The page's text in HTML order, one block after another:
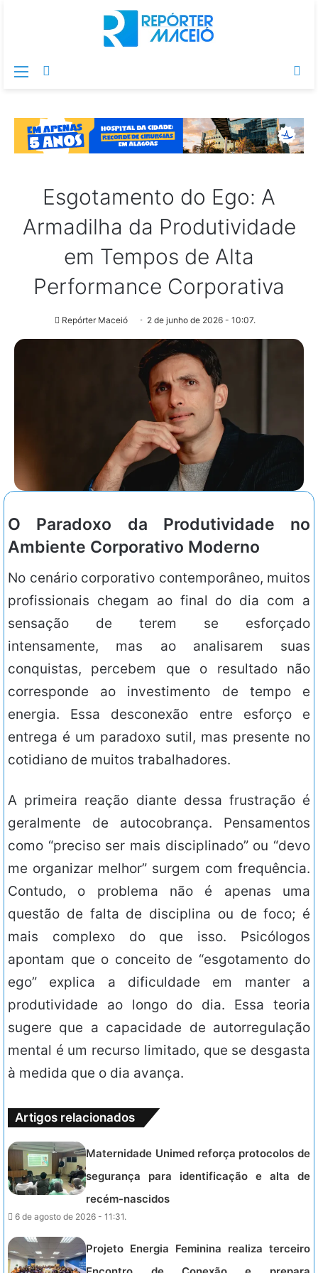
Menu
Esgotamento do Ego: A
Armadilha da Produtividade
em Tempos de Alta
Performance Corporativa
Repórter Maceió 2 de junho de 2026 - 10:07.
O Paradoxo da Produtividade no
Ambiente Corporativo Moderno
No cenário corporativo contemporâneo, muitos
profissionais chegam ao final do dia com a
sensação de terem se esforçado
intensamente, mas ao analisarem suas
conquistas, percebem que o resultado não
corresponde ao investimento de tempo e
energia. Essa desconexão entre esforço e
entrega é um paradoxo sutil, mas presente no
cotidiano de muitos trabalhadores.
A primeira reação diante dessa frustração é
geralmente de autocobrança. Pensamentos
como “preciso ser mais disciplinado” ou “devo
me organizar melhor” surgem com frequência.
Contudo, o problema não é apenas uma
questão de falta de disciplina ou de foco; é
mais complexo do que isso. Psicólogos
apontam que o conceito de “esgotamento do
ego” explica a dificuldade em manter a
produtividade ao longo do dia. Essa teoria
sugere que a capacidade de autorregulação
mental é um recurso limitado, que se desgasta
à medida que o dia avança.
Artigos relacionados
Maternidade Unimed reforça protocolos de
segurança para identificação e alta de
recém-nascidos
6 de agosto de 2026 - 11:31.
Projeto Energia Feminina realiza terceiro